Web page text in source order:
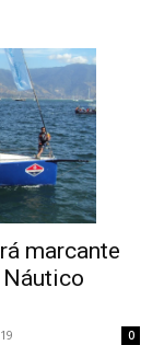
marcante
Náutico
0